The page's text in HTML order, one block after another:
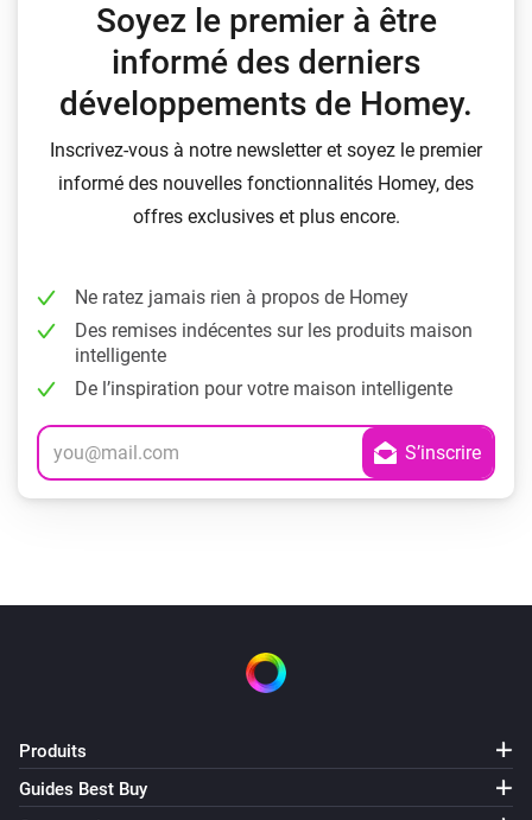
Soyez le premier à être
informé des derniers
développements de Homey.
Inscrivez-vous à notre newsletter et soyez le premier
informé des nouvelles fonctionnalités Homey, des
offres exclusives et plus encore.
Ne ratez jamais rien à propos de Homey
Des remises indécentes sur les produits maison
intelligente
De l’inspiration pour votre maison intelligente
Produits
Guides Best Buy